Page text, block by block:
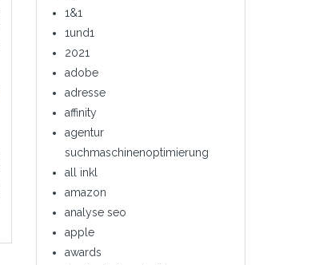
1&1
1und1
2021
adobe
adresse
affinity
agentur
suchmaschinenoptimierung
all inkl
amazon
analyse seo
apple
awards